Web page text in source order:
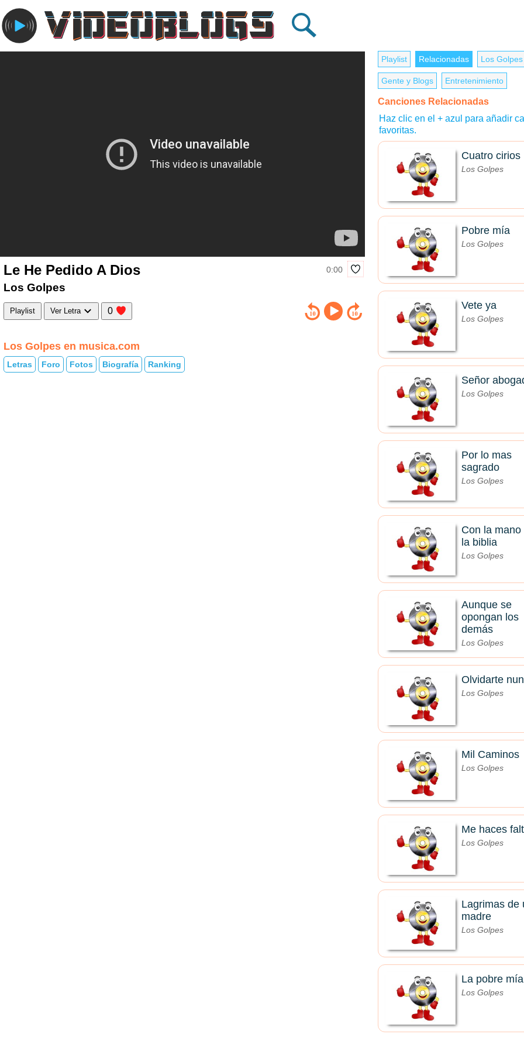
Le He Pedido A Dios 0:00
Los Golpes
Playlist Ver Letra 0
Los Golpes en musica.com
Letras Foro Fotos Biografía Ranking
Playlist Relacionadas Los Golpes
Gente y Blogs Entretenimiento
Canciones Relacionadas
Haz clic en el + azul para añadir
favoritas.
Cuatro cirios
Los Golpes
Pobre mía
Los Golpes
Vete ya
Los Golpes
Señor
Los Golpes
Por lo mas
sagrado
Los Golpes
Con la mano
la biblia
Los Golpes
Aunque se
opongan los
demás
Los Golpes
Olvidarte
Los Golpes
Mil Caminos
Los Golpes
Me haces
Los Golpes
Lagrimas de
madre
Los Golpes
La pobre mía
Los Golpes